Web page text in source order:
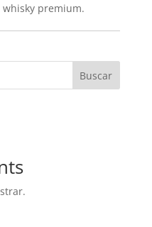
premium.
Buscar